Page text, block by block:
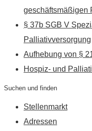
geschäftsmäßigen
§ 37b SGB V
Palliativversorgung
Aufhebung von §
Hospiz- und
Suchen und finden
Stellenmarkt
Adressen